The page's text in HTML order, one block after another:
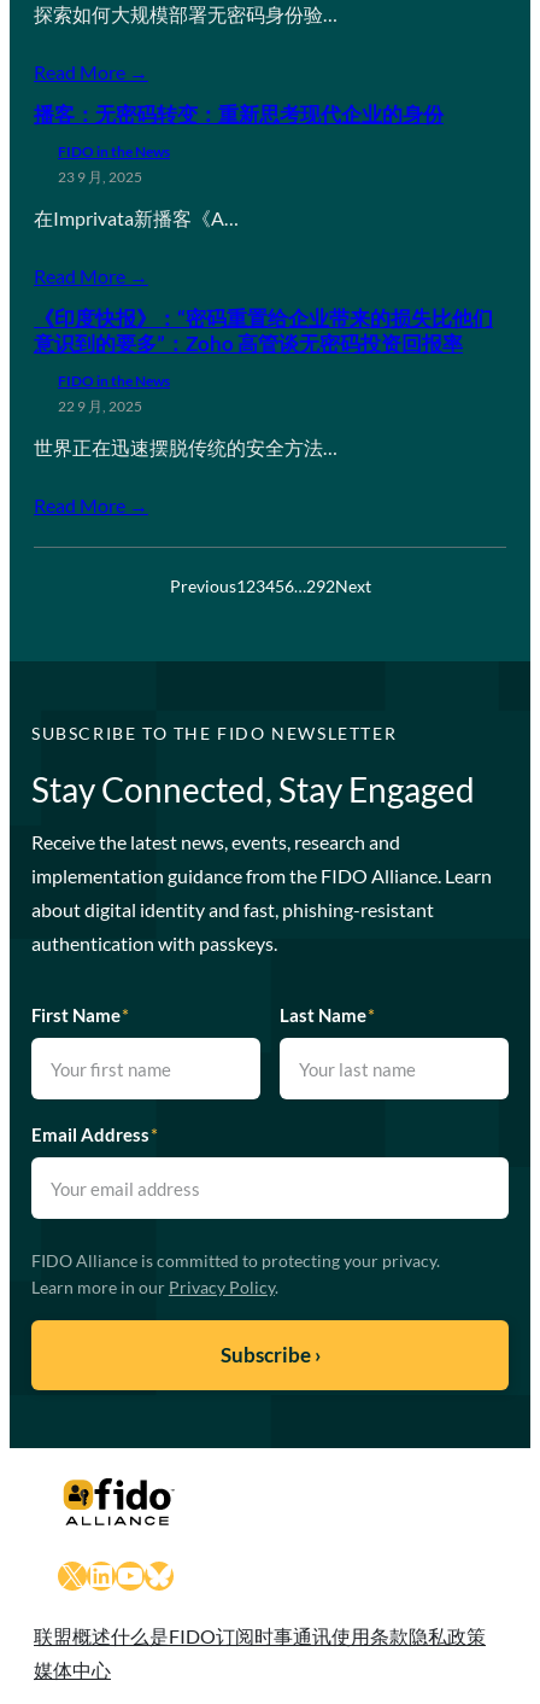
探索如何大规模部署无密码身份验…
Read More →
播客：无密码转变：重新思考现代企业的身份
FIDO in the News
23 9 月, 2025
在Imprivata新播客《A…
Read More →
《印度快报》：“密码重置给企业带来的损失比他们
意识到的要多”：Zoho 高管谈无密码投资回报率
FIDO in the News
22 9 月, 2025
世界正在迅速摆脱传统的安全方法…
Read More →
Previous123456…292Next
SUBSCRIBE TO THE FIDO NEWSLETTER
Stay Connected, Stay Engaged
Receive the latest news, events, research and
implementation guidance from the FIDO Alliance. Learn
about digital identity and fast, phishing-resistant
authentication with passkeys.
First Name* Last Name*
Email Address*
FIDO Alliance is committed to protecting your privacy.
Learn more in our Privacy Policy.
X LinkedIn
YouTube
Bluesky
联盟概述什么是FIDO订阅时事通讯使用条款隐私政策
媒体中心